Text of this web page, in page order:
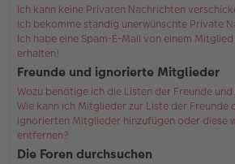
Ich kann keine Privaten Nachrichten
Ich bekomme ständig unerwünschte Private
Ich habe eine Spam-E-Mail von einem
erhalten!
Freunde und ignorierte Mitglieder
Wozu benötige ich die Listen der Freunde
Wie kann ich Mitglieder zur Liste der Freunde
ignorierten Mitglieder hinzufügen oder diese
entfernen?
Die Foren durchsuchen